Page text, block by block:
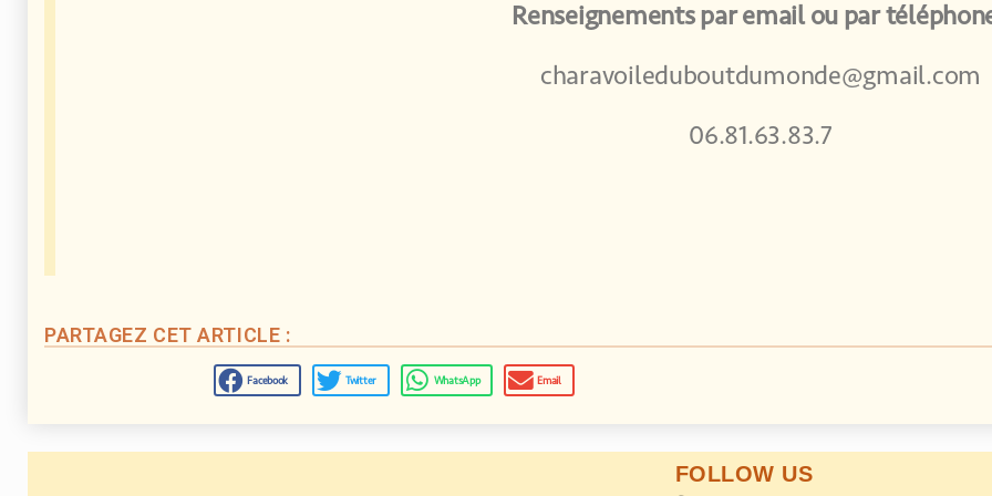
Renseignements par email ou par
charavoileduboutdumonde@gmail.com
06.81.63.83.7
PARTAGEZ CET ARTICLE :
Facebook Twitter WhatsApp Email
FOLLOW US